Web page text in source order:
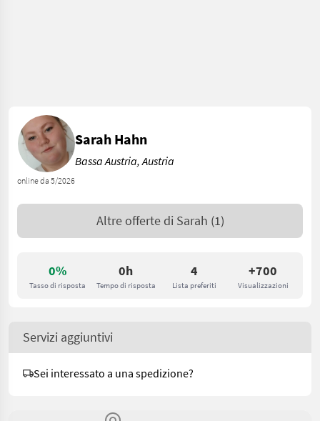
0%
Tasso di risposta
0h
Tempo di risposta
4
Lista preferiti
+700
Visualizzazioni
online da 5/2026
Sarah Hahn
Bassa Austria, Austria
Altre offerte di Sarah (1)
Servizi aggiuntivi
Sei interessato a una spedizione?